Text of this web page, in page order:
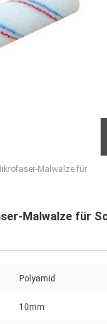
Malwalze für
Malwalze für
Polyamid
10mm